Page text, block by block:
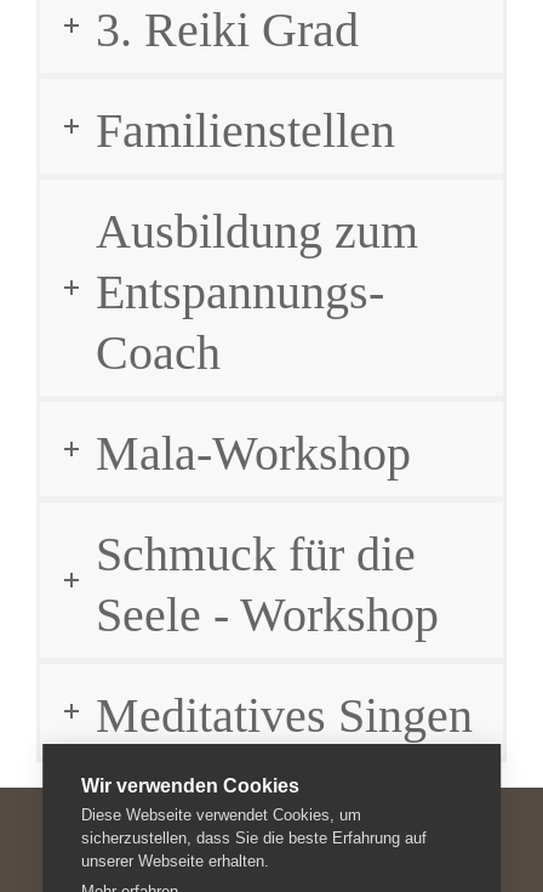
3. Reiki Grad
Familienstellen
Ausbildung zum
Entspannungs-
Coach
Mala-Workshop
Schmuck für die
Seele - Workshop
Meditatives Singen
Impressum
Wir verwenden Cookies
Diese Webseite verwendet Cookies, um
sicherzustellen, dass Sie die beste Erfahrung auf
unserer Webseite erhalten.